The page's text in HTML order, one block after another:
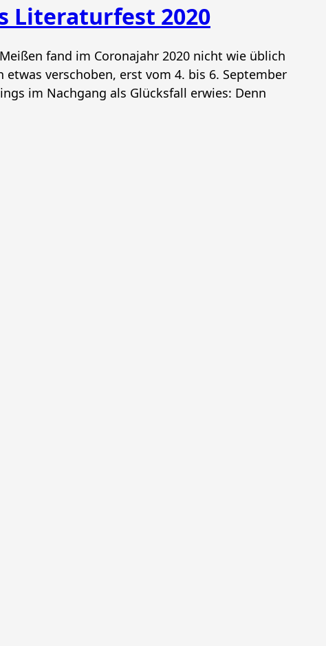
Literaturfest 2020
fand im Coronajahr 2020 nicht wie üblich
etwas verschoben, erst vom 4. bis 6. September
im Nachgang als Glücksfall erwies: Denn